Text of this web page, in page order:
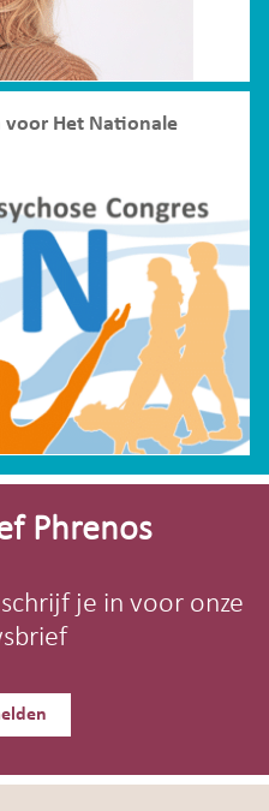
Het Nationale
Phrenos
je in voor onze